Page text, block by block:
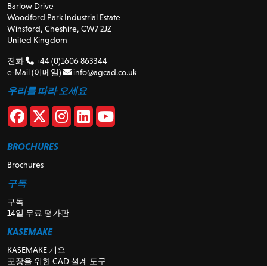
Barlow Drive
Woodford Park Industrial Estate
Winsford, Cheshire, CW7 2JZ
United Kingdom
전화
+44 (0)1606 863344
e-Mail (이메일)
info@agcad.co.uk
우리를 따라 오세요
BROCHURES
Brochures
구독
구독
14일 무료 평가판
KASEMAKE
KASEMAKE 개요
포장을 위한 CAD 설계 도구